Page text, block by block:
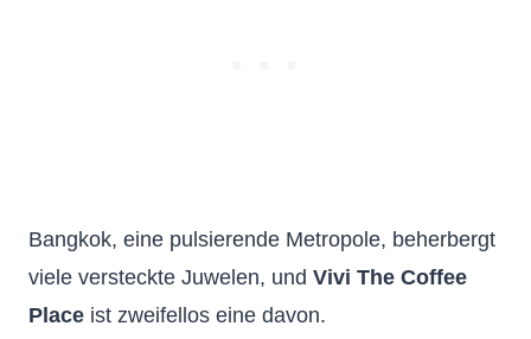
Bangkok, eine pulsierende Metropole, beherbergt
viele versteckte Juwelen, und Vivi The Coffee
Place ist zweifellos eine davon.